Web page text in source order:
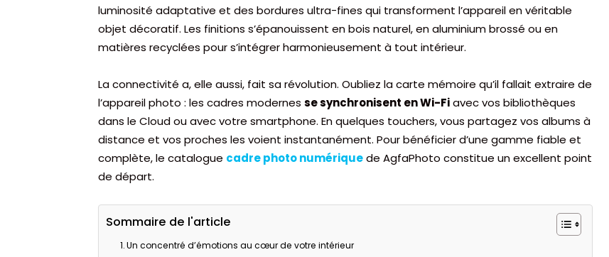
luminosité adaptative et des bordures ultra-fines qui transforment l’appareil en véritable
objet décoratif. Les finitions s’épanouissent en bois naturel, en aluminium brossé ou en
matières recyclées pour s’intégrer harmonieusement à tout intérieur.
La connectivité a, elle aussi, fait sa révolution. Oubliez la carte mémoire qu’il fallait extraire de
l’appareil photo : les cadres modernes se synchronisent en Wi-Fiavec vos bibliothèques
dans le Cloud ou avec votre smartphone. En quelques touchers, vous partagez vos albums à
distance et vos proches les voient instantanément. Pour bénéficier d’une gamme fiable et
complète, le catalogue cadre photo numériquede AgfaPhoto constitue un excellent point
de départ.
Sommaire de l'article
Un concentré d’émotions au cœur de votre intérieur